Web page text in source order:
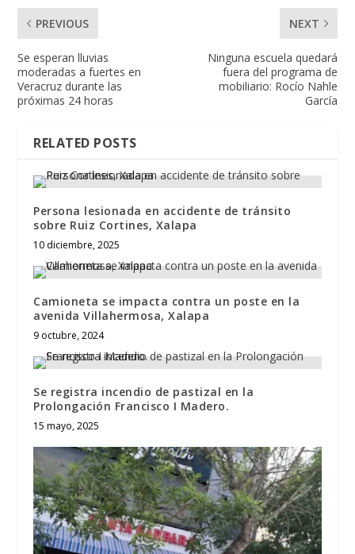
PREVIOUS
Se esperan lluvias
moderadas a fuertes en
Veracruz durante las
próximas 24 horas
NEXT
Ninguna escuela quedará
fuera del programa de
mobiliario: Rocío Nahle
García
RELATED POSTS
Persona lesionada en accidente de tránsito
sobre Ruiz Cortines, Xalapa
10 diciembre, 2025
Camioneta se impacta contra un poste en la
avenida Villahermosa, Xalapa
9 octubre, 2024
Se registra incendio de pastizal en la
Prolongación Francisco I Madero.
15 mayo, 2025